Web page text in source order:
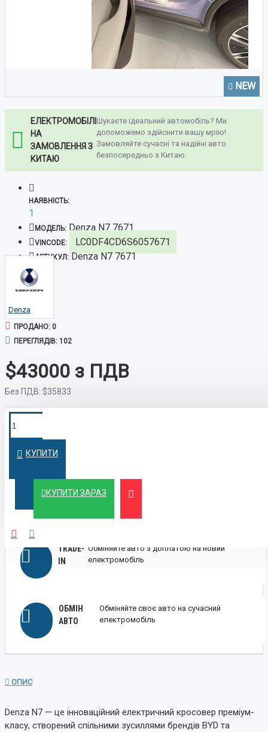
NEW
ЕЛЕКТРОМОБІЛІ
НА
ЗАМОВЛЕННЯ З
КИТАЮ
Шукаєте ідеальний автомобіль? Ми
допоможемо здійснити вашу мрію!
Замовляйте сучасні та надійні авто
безпосередньо з Китаю.
НАЯВНІСТЬ:
1
МОДЕЛЬ: Denza N7 7671
VINCODE: LC0DF4CD6S6057671
АРТИКУЛ: Denza N7 7671
Denza
ПРОДАНО: 0
ПЕРЕГЛЯДІВ: 102
$43000
Без ПДВ: $35833
КУПИТИ
КУПИТИ ЗАРАЗ
КРЕДИТ
ЛІЗИНГ Вигідний лізинг для бізнесу та фізичних осіб
TRADE-
IN
Обміняйте авто з доплатою на новий
електромобіль
ОБМІН
АВТО
Обміняйте своє авто на сучасний
електромобіль
ОПИС
Denza N7 — це інноваційний електричний кросовер преміум-
класу, створений спільними зусиллями брендів BYD та